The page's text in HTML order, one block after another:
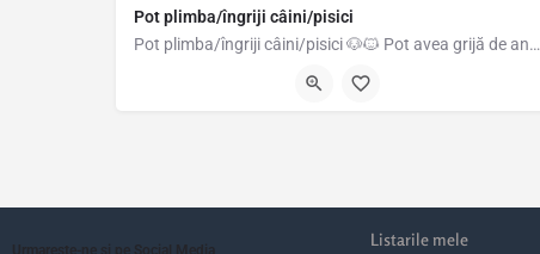
Pot plimba/îngriji câini/pisici
Pot plimba/îngriji câini/pisici 🐶🐱 Pot avea grijă de animale de companie/plante cât timp proprietarii sunt…
Urmareste-ne si pe Social Media
Listarile mele